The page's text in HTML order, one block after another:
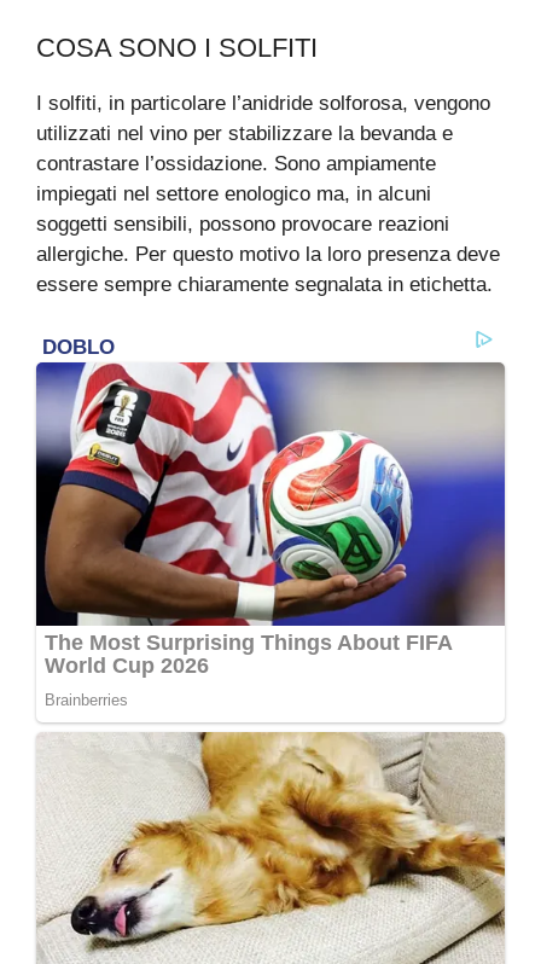
COSA SONO I SOLFITI
I solfiti, in particolare l’anidride solforosa, vengono
utilizzati nel vino per stabilizzare la bevanda e
contrastare l’ossidazione. Sono ampiamente
impiegati nel settore enologico ma, in alcuni
soggetti sensibili, possono provocare reazioni
allergiche. Per questo motivo la loro presenza deve
essere sempre chiaramente segnalata in etichetta.